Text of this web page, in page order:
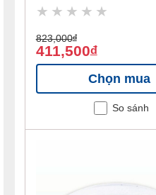
823,000đ
411,500đ
Chọn mua
So sánh